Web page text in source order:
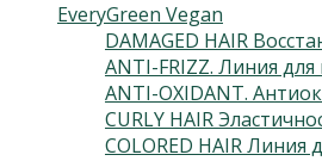
EveryGreen Vegan
DAMAGED HAIR
ANTI-FRIZZ. Линия
ANTI-OXIDANT.
CURLY HAIR
COLORED HAIR